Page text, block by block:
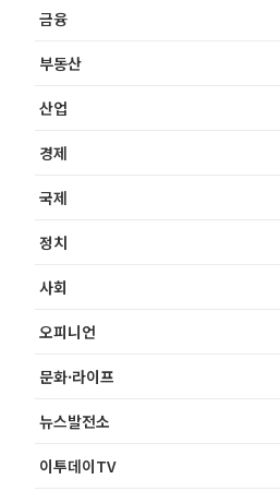
금융
부동산
산업
경제
국제
정치
사회
오피니언
문화·라이프
뉴스발전소
이투데이TV